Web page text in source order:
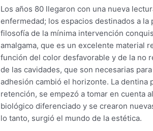
Los años 80 llegaron con una nueva
enfermedad; los espacios destinados a
filosofía de la mínima intervención
amalgama, que es un excelente material
función del color desfavorable y de la no
de las cavidades, que son necesarias
adhesión cambió el horizonte. La dentina
retención, se empezó a tomar en cuenta
biológico diferenciado y se crearon
lo tanto, surgió el mundo de la estética.